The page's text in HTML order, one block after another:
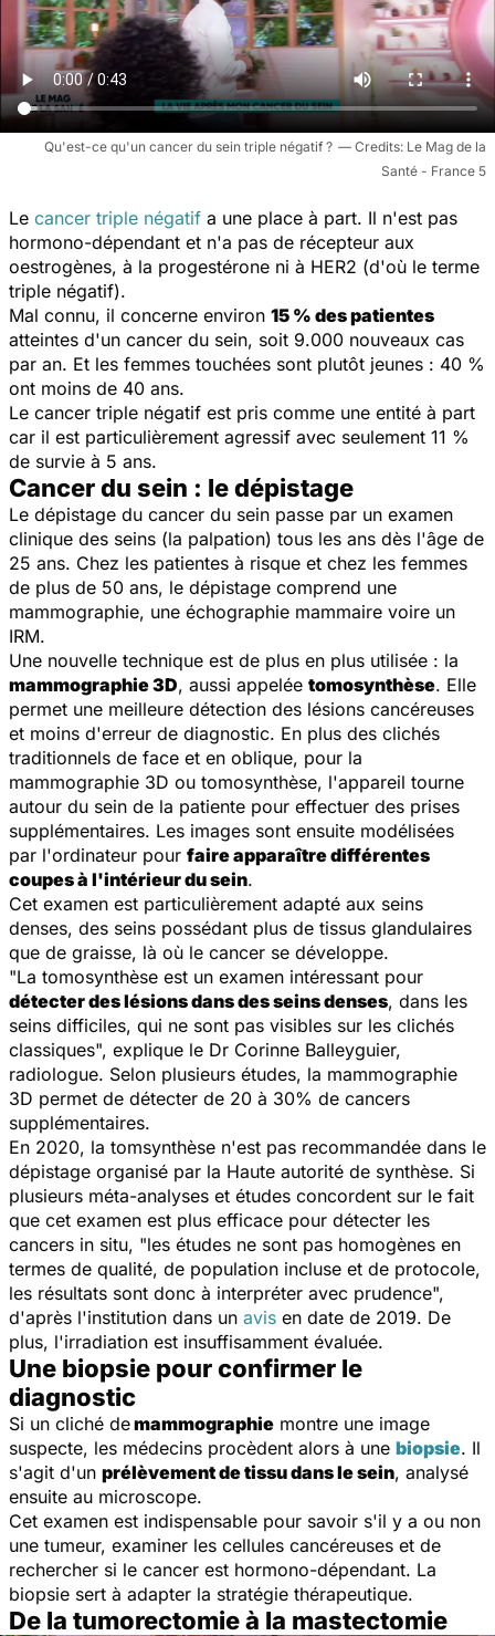
Qu'est-ce qu'un cancer du sein triple négatif ?
Le Mag de la
Santé - France 5
Le cancer triple négatif a une place à part. Il n'est pas
hormono-dépendant et n'a pas de récepteur aux
oestrogènes, à la progestérone ni à HER2 (d'où le terme
triple négatif).
Mal connu, il concerne environ 15 % des patientes
atteintes d'un cancer du sein, soit 9.000 nouveaux cas
par an. Et les femmes touchées sont plutôt jeunes : 40 %
ont moins de 40 ans.
Le cancer triple négatif est pris comme une entité à part
car il est particulièrement agressif avec seulement 11 %
de survie à 5 ans.
Cancer du sein : le dépistage
Le dépistage du cancer du sein passe par un examen
clinique des seins (la palpation) tous les ans dès l'âge de
25 ans. Chez les patientes à risque et chez les femmes
de plus de 50 ans, le dépistage comprend une
mammographie, une échographie mammaire voire un
IRM.
Une nouvelle technique est de plus en plus utilisée : la
mammographie 3D, aussi appelée tomosynthèse. Elle
permet une meilleure détection des lésions cancéreuses
et moins d'erreur de diagnostic. En plus des clichés
traditionnels de face et en oblique, pour la
mammographie 3D ou tomosynthèse, l'appareil tourne
autour du sein de la patiente pour effectuer des prises
supplémentaires. Les images sont ensuite modélisées
par l'ordinateur pour faire apparaître différentes
coupes à l'intérieur du sein.
Cet examen est particulièrement adapté aux seins
denses, des seins possédant plus de tissus glandulaires
que de graisse, là où le cancer se développe.
"La tomosynthèse est un examen intéressant pour
détecter des lésions dans des seins denses, dans les
seins difficiles, qui ne sont pas visibles sur les clichés
classiques", explique le Dr Corinne Balleyguier,
radiologue. Selon plusieurs études, la mammographie
3D permet de détecter de 20 à 30% de cancers
supplémentaires.
En 2020, la tomsynthèse n'est pas recommandée dans le
dépistage organisé par la Haute autorité de synthèse. Si
plusieurs méta-analyses et études concordent sur le fait
que cet examen est plus efficace pour détecter les
cancers in situ, "les études ne sont pas homogènes en
termes de qualité, de population incluse et de protocole,
les résultats sont donc à interpréter avec prudence",
d'après l'institution dans un avis en date de 2019. De
plus, l'irradiation est insuffisamment évaluée.
Une biopsie pour confirmer le
diagnostic
Si un cliché demammographie montre une image
suspecte, les médecins procèdent alors à une biopsie. Il
s'agit d'un prélèvement de tissu dans le sein, analysé
ensuite au microscope.
Cet examen est indispensable pour savoir s'il y a ou non
une tumeur, examiner les cellules cancéreuses et de
rechercher si le cancer est hormono-dépendant. La
biopsie sert à adapter la stratégie thérapeutique.
De la tumorectomie à la mastectomie